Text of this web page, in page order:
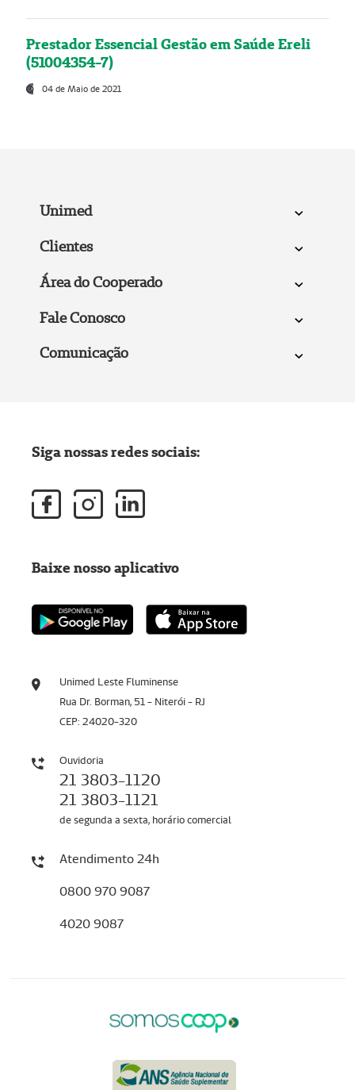
Prestador Essencial Gestão em Saúde Ereli
(51004354-7)
04 de Maio de 2021
Unimed
Clientes
Área do Cooperado
Fale Conosco
Comunicação
Unimed Leste Fluminense
Rua Dr. Borman, 51 - Niterói - RJ
CEP: 24020-320
Ouvidoria
21 3803-1120
21 3803-1121
de segunda a sexta, horário comercial
Atendimento 24h
0800 970 9087
4020 9087
Siga nossas redes sociais:
Baixe nosso aplicativo